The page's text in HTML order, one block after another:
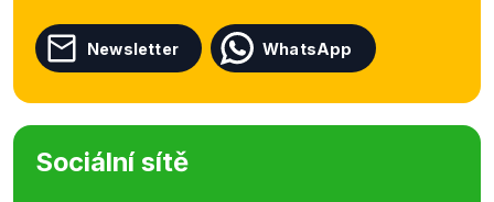
Newsletter WhatsApp
Sociální sítě